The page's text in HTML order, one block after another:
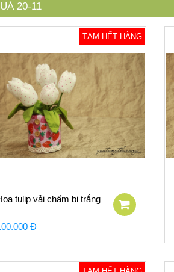
20-11
TẠM HẾT HÀNG
tulip vải chấm bi trắng
Đ